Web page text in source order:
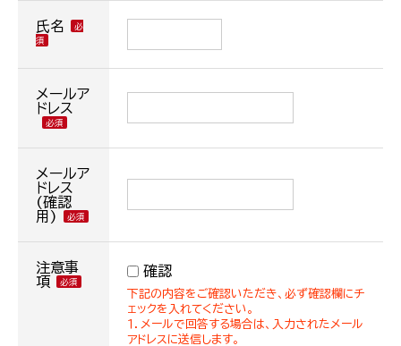
氏名
メールア
ドレス
メールア
ドレス
(確認
用)
注意事
項
確認
下記の内容をご確認いただき、必ず確認欄にチ
ェックを入れてください。
１．メールで回答する場合は、入力されたメール
アドレスに送信します。